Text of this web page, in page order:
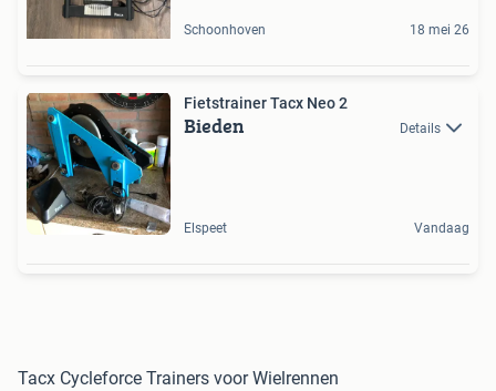
Schoonhoven 18 mei 26
Fietstrainer Tacx Neo 2
Bieden Details
Elspeet Vandaag
Tacx Cycleforce Trainers voor Wielrennen